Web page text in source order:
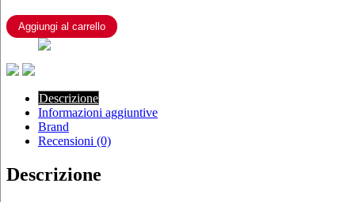
V3
PROTECTION
JACKET
quantità
Aggiungi al carrello
Descrizione
Informazioni aggiuntive
Brand
Recensioni (0)
Descrizione